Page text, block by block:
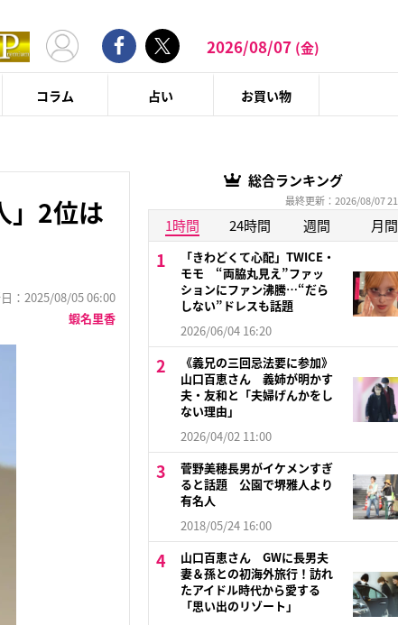
2026/08/07 (金)
コラム 占い お買い物
」2位は
：2025/08/05 06:00
蝦名里香
総合ランキング
最終更新：2026/08/07
1時間 24時間 週間 月間
「きわどくて心配」TWICE・
モモ “両脇丸見え”ファッ
ションにファン沸騰…“だら
しない”ドレスも話題
2026/06/04 16:20
《義兄の三回忌法要に参加》
山口百恵さん 義姉が明かす
夫・友和と「夫婦げんかをし
ない理由」
2026/04/02 11:00
菅野美穂長男がイケメンすぎ
ると話題 公園で堺雅人より
有名人
2018/05/24 16:00
山口百恵さん GWに長男夫
妻＆孫との初海外旅行！訪れ
たアイドル時代から愛する
「思い出のリゾート」